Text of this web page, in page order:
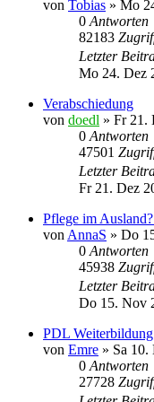
von Tobias » Mo
0 Antworten
82183
Letzter
Mo 24. Dez
Verabschiedung
von doedl » Fr 21.
0 Antworten
47501
Letzter
Fr 21. Dez
Pflege im
von AnnaS » Do
0 Antworten
45938
Letzter
Do 15. Nov
PDL
von Emre » Sa 10.
0 Antworten
27728